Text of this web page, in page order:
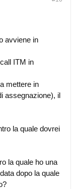
avviene in
ITM in
mettere in
assegnazione), il
la quale dovrei
la quale ho una
dopo la quale